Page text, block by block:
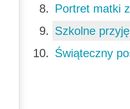
Portret matki
Szkolne
Świąteczny